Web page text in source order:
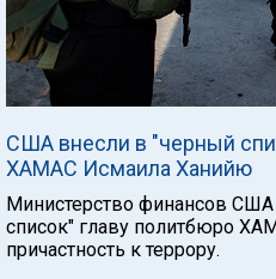
США внесли в "черный
ХАМАС Исмаила Ханийю
Министерство финансов
список" главу политбюро
причастность к террору.